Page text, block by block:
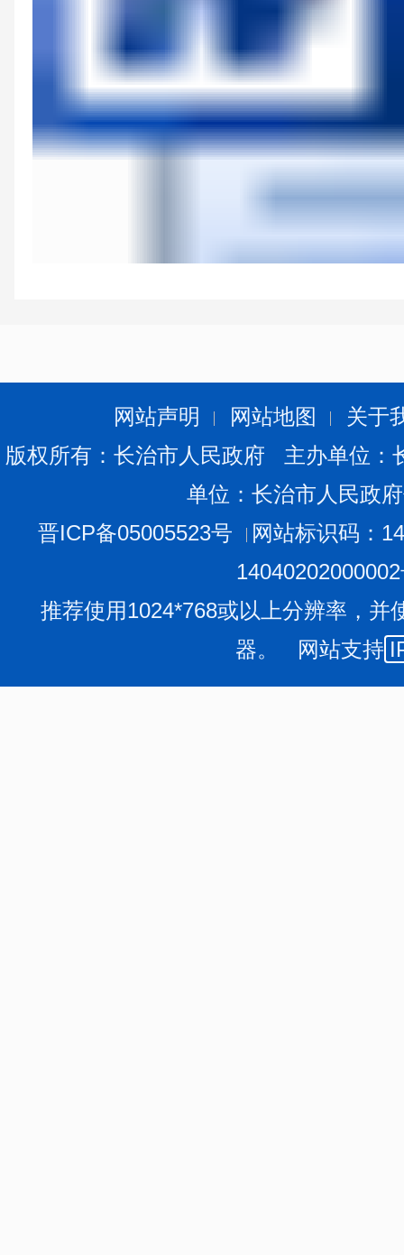
网站声明 网站地图
关于
版权所有：长治市人民政府 主办单位
单位：长治市人民政
晋ICP备05005523号
网站标识码：
推荐使用1024*768或以上分辨率，并
器。 网站支持